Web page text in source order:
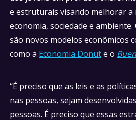
e estruturais visando melhorar a
economia, sociedade e
são novos modelos econômicos
como a Economia Donute o
“É preciso que as leis e as
nas pessoas, sejam
pessoas. É preciso que essas